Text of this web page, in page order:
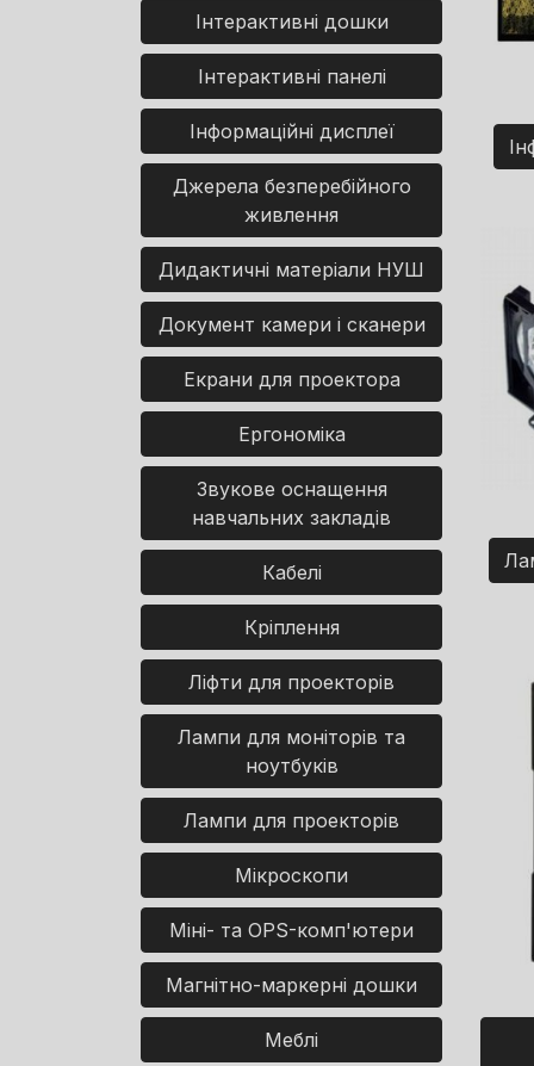
Інтерактивні дошки
Інтерактивні панелі
Інформаційні дисплеї
Джерела безперебійного
живлення
Дидактичні матеріали НУШ
Документ камери і сканери
Екрани для проектора
Ергономіка
Звукове оснащення
навчальних закладів
Кабелі
Кріплення
Ліфти для проекторів
Лампи для моніторів та
ноутбуків
Лампи для проекторів
Мікроскопи
Міні- та OPS-комп'ютери
Магнітно-маркерні дошки
Меблі